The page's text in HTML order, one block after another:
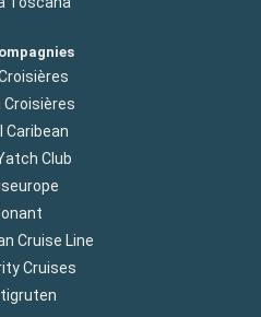
Croisières
Caribean
Club
Cruise Line
Cruises